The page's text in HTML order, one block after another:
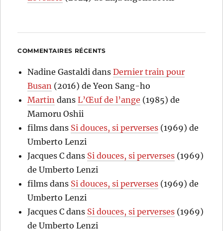
COMMENTAIRES RÉCENTS
Nadine Gastaldi dansDernier train pour
Busan (2016) de Yeon Sang-ho
Martin dansL’Œuf de l’ange (1985) de
Mamoru Oshii
films dans Si douces, si perverses (1969) de
Umberto Lenzi
Jacques C dans Si douces, si perverses (1969)
de Umberto Lenzi
films dans Si douces, si perverses (1969) de
Umberto Lenzi
Jacques C dans Si douces, si perverses (1969)
de Umberto Lenzi